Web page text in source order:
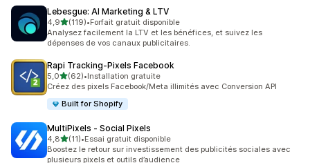
Lebesgue: AI Marketing & LTV
4,9étoile(s) sur 5
(119)
119 avis au total
•Forfait gratuit disponible
Analysez facilement la LTV et les bénéfices, et suivez les
dépenses de vos canaux publicitaires.
Rapi Tracking‑Pixels Facebook
5,0étoile(s) sur 5
(62)
62 avis au total
•Installation gratuite
Créez des pixels Facebook/Meta illimités avec Conversion API
Built for Shopify
MultiPixels ‑ Social Pixels
4,8étoile(s) sur 5
(11)
11 avis au total
•Essai gratuit disponible
Boostez le retour sur investissement des publicités sociales avec
plusieurs pixels et outils d’audience